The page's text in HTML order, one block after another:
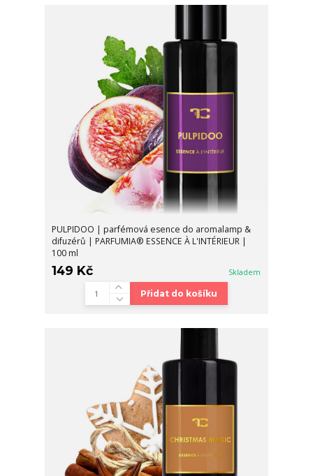
PULPIDOO | parfémová esence do aromalamp &
difuzérů | PARFUMIA® ESSENCE À L'INTÉRIEUR |
100 ml
149 Kč Skladem
Přidat do košíku